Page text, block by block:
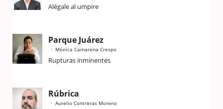
Alégale al umpire
Parque Juárez
Mónica Camarena Crespo
Rupturas inminentes
Rúbrica
Aurelio Contreras Moreno